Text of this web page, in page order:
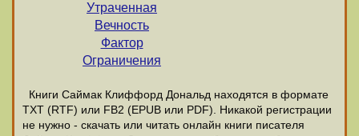
Утраченная
Вечность
Фактор
Ограничения
Книги Саймак Клиффорд Дональд находятся в формате
ТХТ (RTF) или FB2 (EPUB или PDF). Никакой регистрации
не нужно - скачать или читать онлайн книги писателя